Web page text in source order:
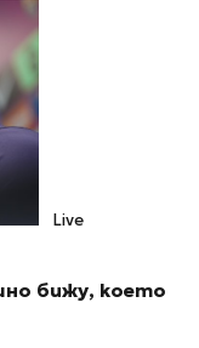
Live
бижу, което